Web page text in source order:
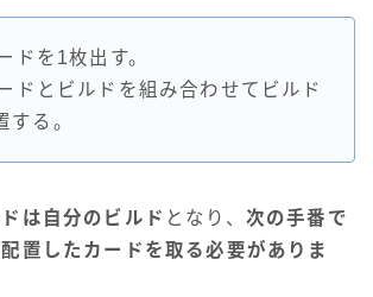
ドを1枚出す。
ドとビルドを組み合わせてビルド
する。
は自分のビルド となり、 次の手番で
置したカードを取る必要がありま